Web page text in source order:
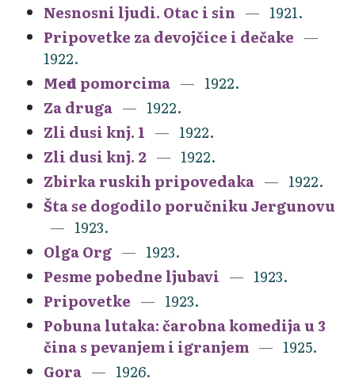
Nesnosni ljudi. Otac i sin
1921.
Pripovetke za devojčice i dečake
1922.
Među pomorcima
1922.
Za druga
1922.
Zli dusi knj. 1
1922.
Zli dusi knj. 2
1922.
Zbirka ruskih pripovedaka
1922.
Šta se dogodilo poručniku Jergunovu
1923.
Olga Org
1923.
Pesme pobedne ljubavi
1923.
Pripovetke
1923.
Pobuna lutaka: čarobna komedija u 3
čina s pevanjem i igranjem
1925.
Gora
1926.